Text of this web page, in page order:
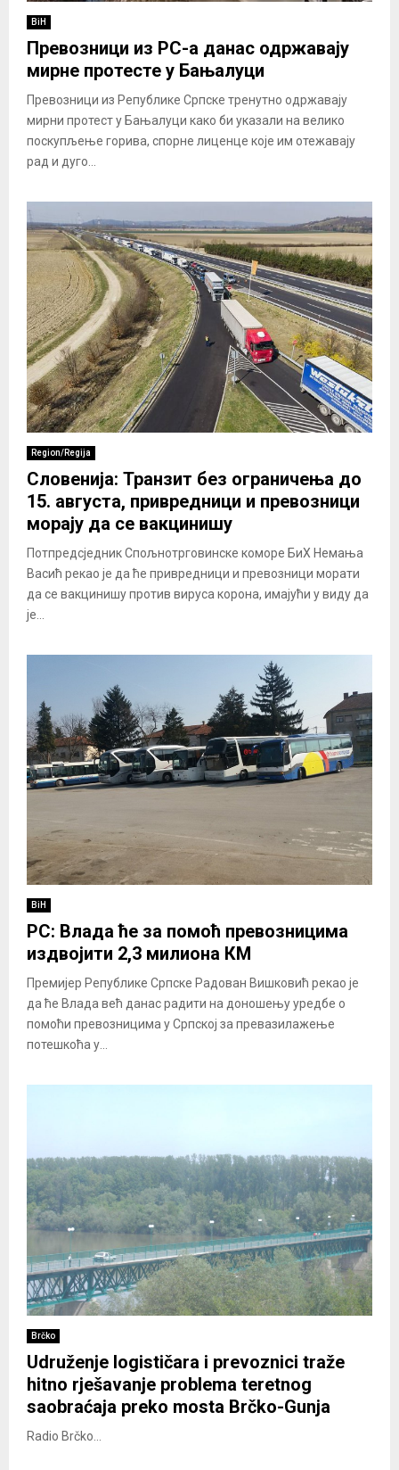
BiH
Превозници из РС-а данас одржавају
мирне протесте у Бањалуци
Превозници из Републике Српске тренутно одржавају
мирни протест у Бањалуци како би указали на велико
поскупљење горива, спорне лиценце које им отежавају
рад и дуго...
Region/Regija
Словенија: Транзит без ограничења до
15. августа, привредници и превозници
морају да се вакцинишу
Потпредсједник Спољнотрговинске коморе БиХ Немања
Васић рекао је да ће привредници и превозници морати
да се вакцинишу против вируса корона, имајући у виду да
је...
BiH
РС: Влада ће за помоћ превозницима
издвојити 2,3 милиона КМ
Премијер Републике Српске Радован Вишковић рекао је
да ће Влада већ данас радити на доношењу уредбе о
помоћи превозницима у Српској за превазилажење
потешкоћа у...
Brčko
Udruženje logističara i prevoznici traže
hitno rješavanje problema teretnog
saobraćaja preko mosta Brčko-Gunja
Radio Brčko...